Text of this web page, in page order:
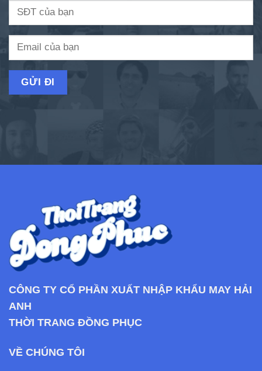
CÔNG TY CỔ PHẦN XUẤT NHẬP KHẨU MAY HẢI
ANH
THỜI TRANG ĐỒNG PHỤC
VỀ CHÚNG TÔI